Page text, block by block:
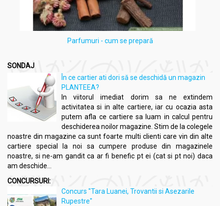
Parfumuri - cum se prepară
SONDAJ
În ce cartier ati dori să se deschidă un magazin
PLANTEEA?
In viitorul imediat dorim sa ne extindem
activitatea si in alte cartiere, iar cu ocazia asta
putem afla ce cartiere sa luam in calcul pentru
deschiderea noilor magazine. Stim de la colegele
noastre din magazine ca sunt foarte multi clienti care vin din alte
cartiere special la noi sa cumpere produse din magazinele
noastre, si ne-am gandit ca ar fi benefic pt ei (cat si pt noi) daca
am deschide...
CONCURSURI:
Concurs "Tara Luanei, Trovantii si Asezarile
Rupestre"